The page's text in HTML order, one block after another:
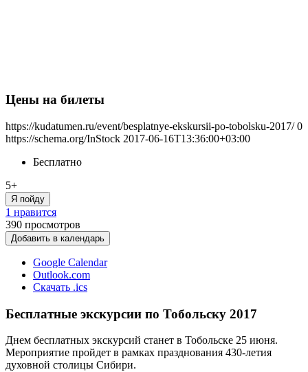
Цены на билеты
https://kudatumen.ru/event/besplatnye-ekskursii-po-tobolsku-2017/ 0
https://schema.org/InStock 2017-06-16T13:36:00+03:00
Бесплатно
5+
Я пойду
1 нравится
390 просмотров
Добавить в календарь
Google Calendar
Outlook.com
Скачать .ics
Бесплатные экскурсии по Тобольску 2017
Днем бесплатных экскурсий станет в Тобольске 25 июня.
Мероприятие пройдет в рамках празднования 430-летия
духовной столицы Сибири.